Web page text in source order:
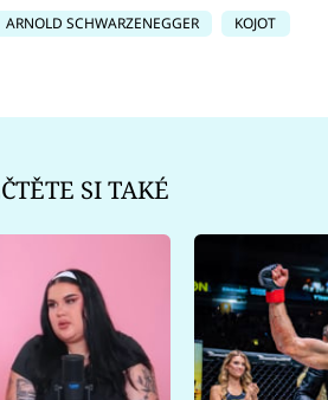
ARNOLD SCHWARZENEGGER
KOJOT
SI TAKÉ